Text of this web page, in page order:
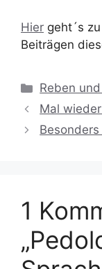
Hier geht´s
Beiträgen
Kategorien
Reben
Mal
1